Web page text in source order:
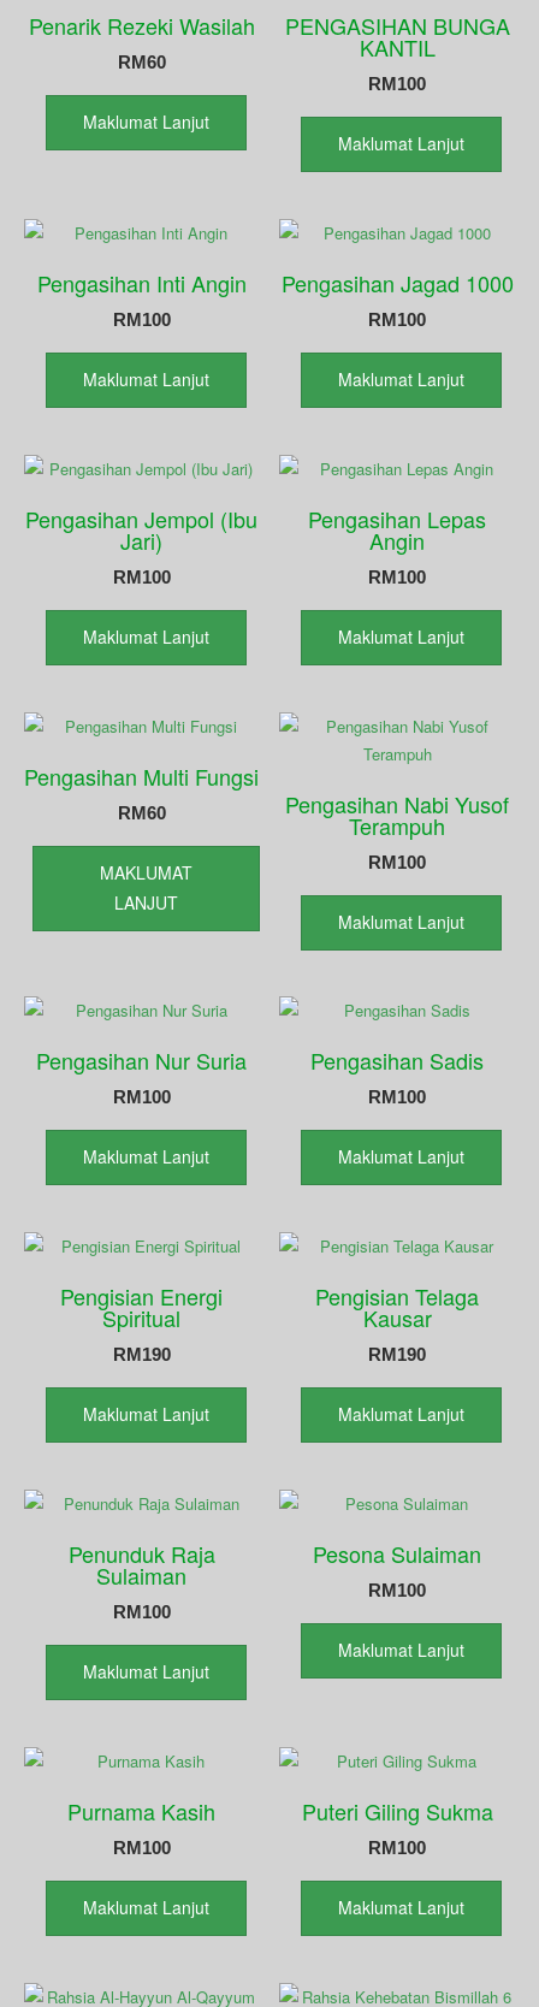
Penarik Rezeki Wasilah
RM60
Maklumat Lanjut
PENGASIHAN BUNGA
KANTIL
RM100
Maklumat Lanjut
Pengasihan Inti Angin
RM100
Maklumat Lanjut
Pengasihan Jagad 1000
RM100
Maklumat Lanjut
Pengasihan Jempol (Ibu
Jari)
RM100
Maklumat Lanjut
Pengasihan Lepas
Angin
RM100
Maklumat Lanjut
Pengasihan Multi Fungsi
RM60
MAKLUMAT
LANJUT
Pengasihan Nabi Yusof
Terampuh
RM100
Maklumat Lanjut
Pengasihan Nur Suria
RM 100
Maklumat Lanjut
Pengasihan Sadis
RM 100
Maklumat Lanjut
Pengisian Energi
Spiritual
RM190
Maklumat Lanjut
Pengisian Telaga
Kausar
RM190
Maklumat Lanjut
Penunduk Raja
Sulaiman
RM100
Maklumat Lanjut
Pesona Sulaiman
RM100
Maklumat Lanjut
Purnama Kasih
RM100
Maklumat Lanjut
Puteri Giling Sukma
RM100
Maklumat Lanjut